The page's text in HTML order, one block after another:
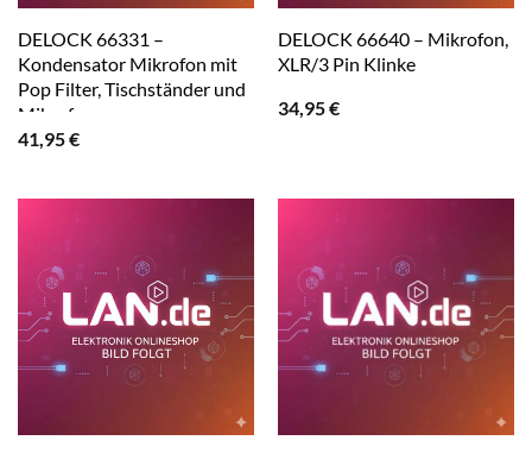
DELOCK 66331 –
Kondensator Mikrofon mit
Pop Filter, Tischständer und
Mikrofonsp
41,95€
DELOCK 66640 – Mikrofon,
XLR/3 Pin Klinke
34,95€